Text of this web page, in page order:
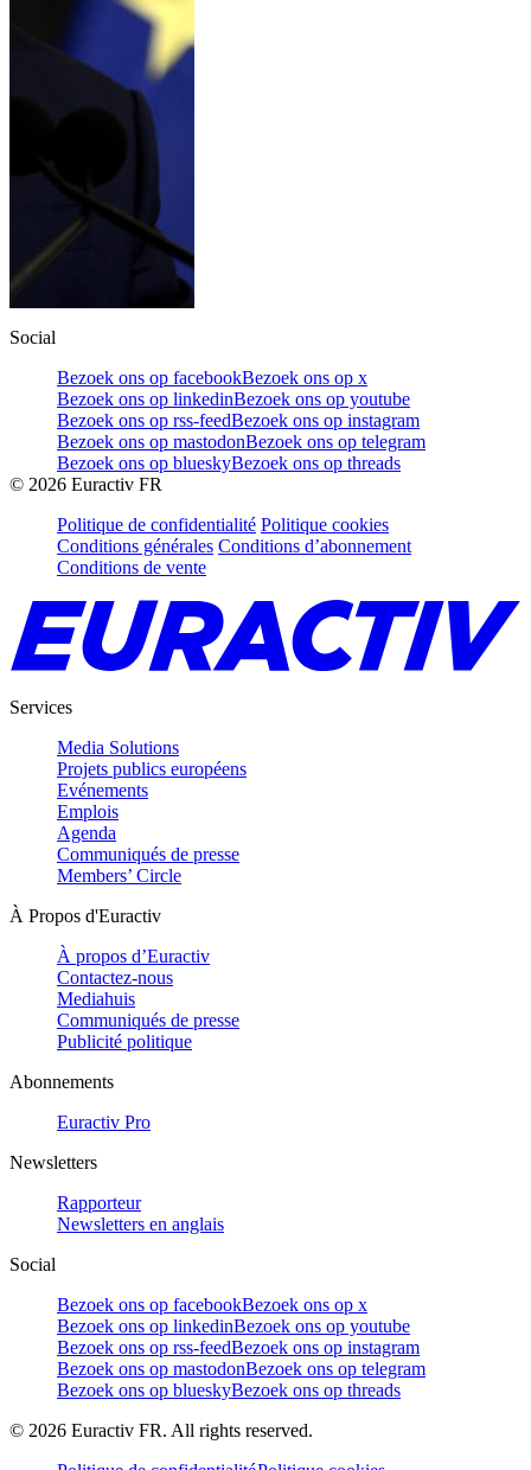
Social
Bezoek ons op facebookBezoek ons op x
Bezoek ons op linkedinBezoek ons op youtube
Bezoek ons op rss-feedBezoek ons op instagram
Bezoek ons op mastodonBezoek ons op telegram
Bezoek ons op blueskyBezoek ons op threads
© 2026 Euractiv FR
Politique de confidentialité Politique cookies
Conditions générales Conditions d’abonnement
Conditions de vente
Services
Media Solutions
Projets publics européens
Evénements
Emplois
Agenda
Communiqués de presse
Members’ Circle
À Propos d'Euractiv
À propos d’Euractiv
Contactez-nous
Mediahuis
Communiqués de presse
Publicité politique
Abonnements
Euractiv Pro
Newsletters
Rapporteur
Newsletters en anglais
Social
Bezoek ons op facebookBezoek ons op x
Bezoek ons op linkedinBezoek ons op youtube
Bezoek ons op rss-feedBezoek ons op instagram
Bezoek ons op mastodonBezoek ons op telegram
Bezoek ons op blueskyBezoek ons op threads
© 2026 Euractiv FR. All rights reserved.